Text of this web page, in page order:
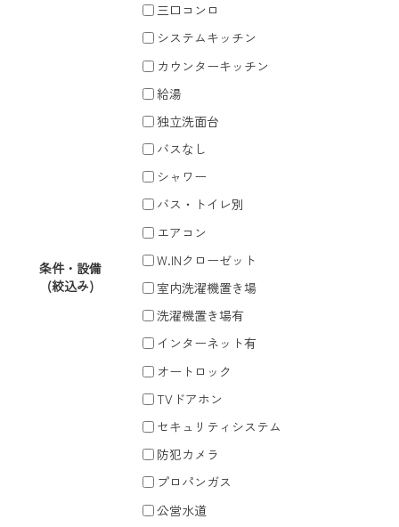
条件・設備
(絞込み)
三口コンロ
システムキッチン
カウンターキッチン
給湯
独立洗面台
バスなし
シャワー
バス・トイレ別
エアコン
W.INクローゼット
室内洗濯機置き場
洗濯機置き場有
インターネット有
オートロック
TVドアホン
セキュリティシステム
防犯カメラ
プロパンガス
公営水道